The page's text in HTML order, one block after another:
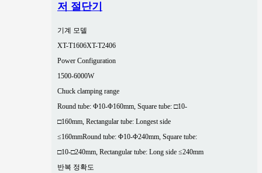
저 절단기
기계 모델
XT-T1606XT-T2406
Power Configuration
1500-6000W
Chuck clamping range
Round tube: Φ10-Φ160mm, Square tube: □10-
□160mm, Rectangular tube: Longest side
≤160mmRound tube: Φ10-Φ240mm, Square tube:
□10-□240mm, Rectangular tube: Long side ≤240mm
반복 정확도